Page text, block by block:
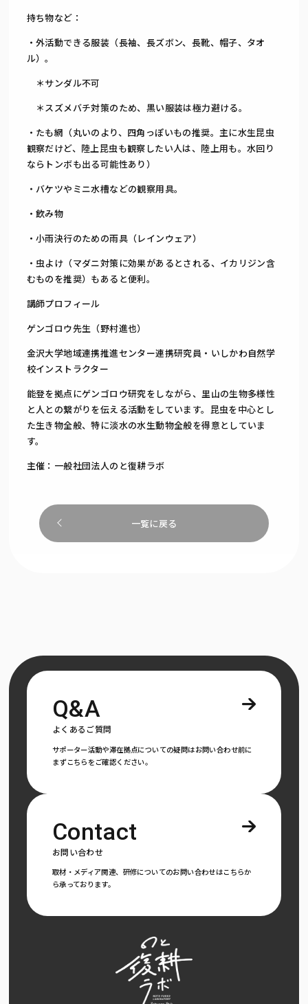
持ち物など：
・外活動できる服装（長袖、長ズボン、長靴、帽子、タオ
ル）。
＊サンダル不可
＊スズメバチ対策のため、黒い服装は極力避ける。
・たも網（丸いのより、四角っぽいもの推奨。主に水生昆虫
観察だけど、陸上昆虫も観察したい人は、陸上用も。水回り
ならトンボも出る可能性あり）
・バケツやミニ水槽などの観察用具。
・飲み物
・小雨決行のための雨具（レインウェア）
・虫よけ（マダニ対策に効果があるとされる、イカリジン含
むものを推奨）もあると便利。
講師プロフィール
ゲンゴロウ先生（野村進也）
金沢大学地域連携推進センター連携研究員・いしかわ自然学
校インストラクター
能登を拠点にゲンゴロウ研究をしながら、里山の生物多様性
と人との繋がりを伝える活動をしています。昆虫を中心とし
た生き物全般、特に淡水の水生動物全般を得意としていま
す。
主催：一般社団法人のと復耕ラボ
一覧に戻る
Q&A
よくあるご質問
サポーター活動や滞在拠点についての疑問はお問い合わせ前に
まずこちらをご確認ください。
Contact
お問い合わせ
取材・メディア関連、研修についてのお問い合わせはこちらか
ら承っております。